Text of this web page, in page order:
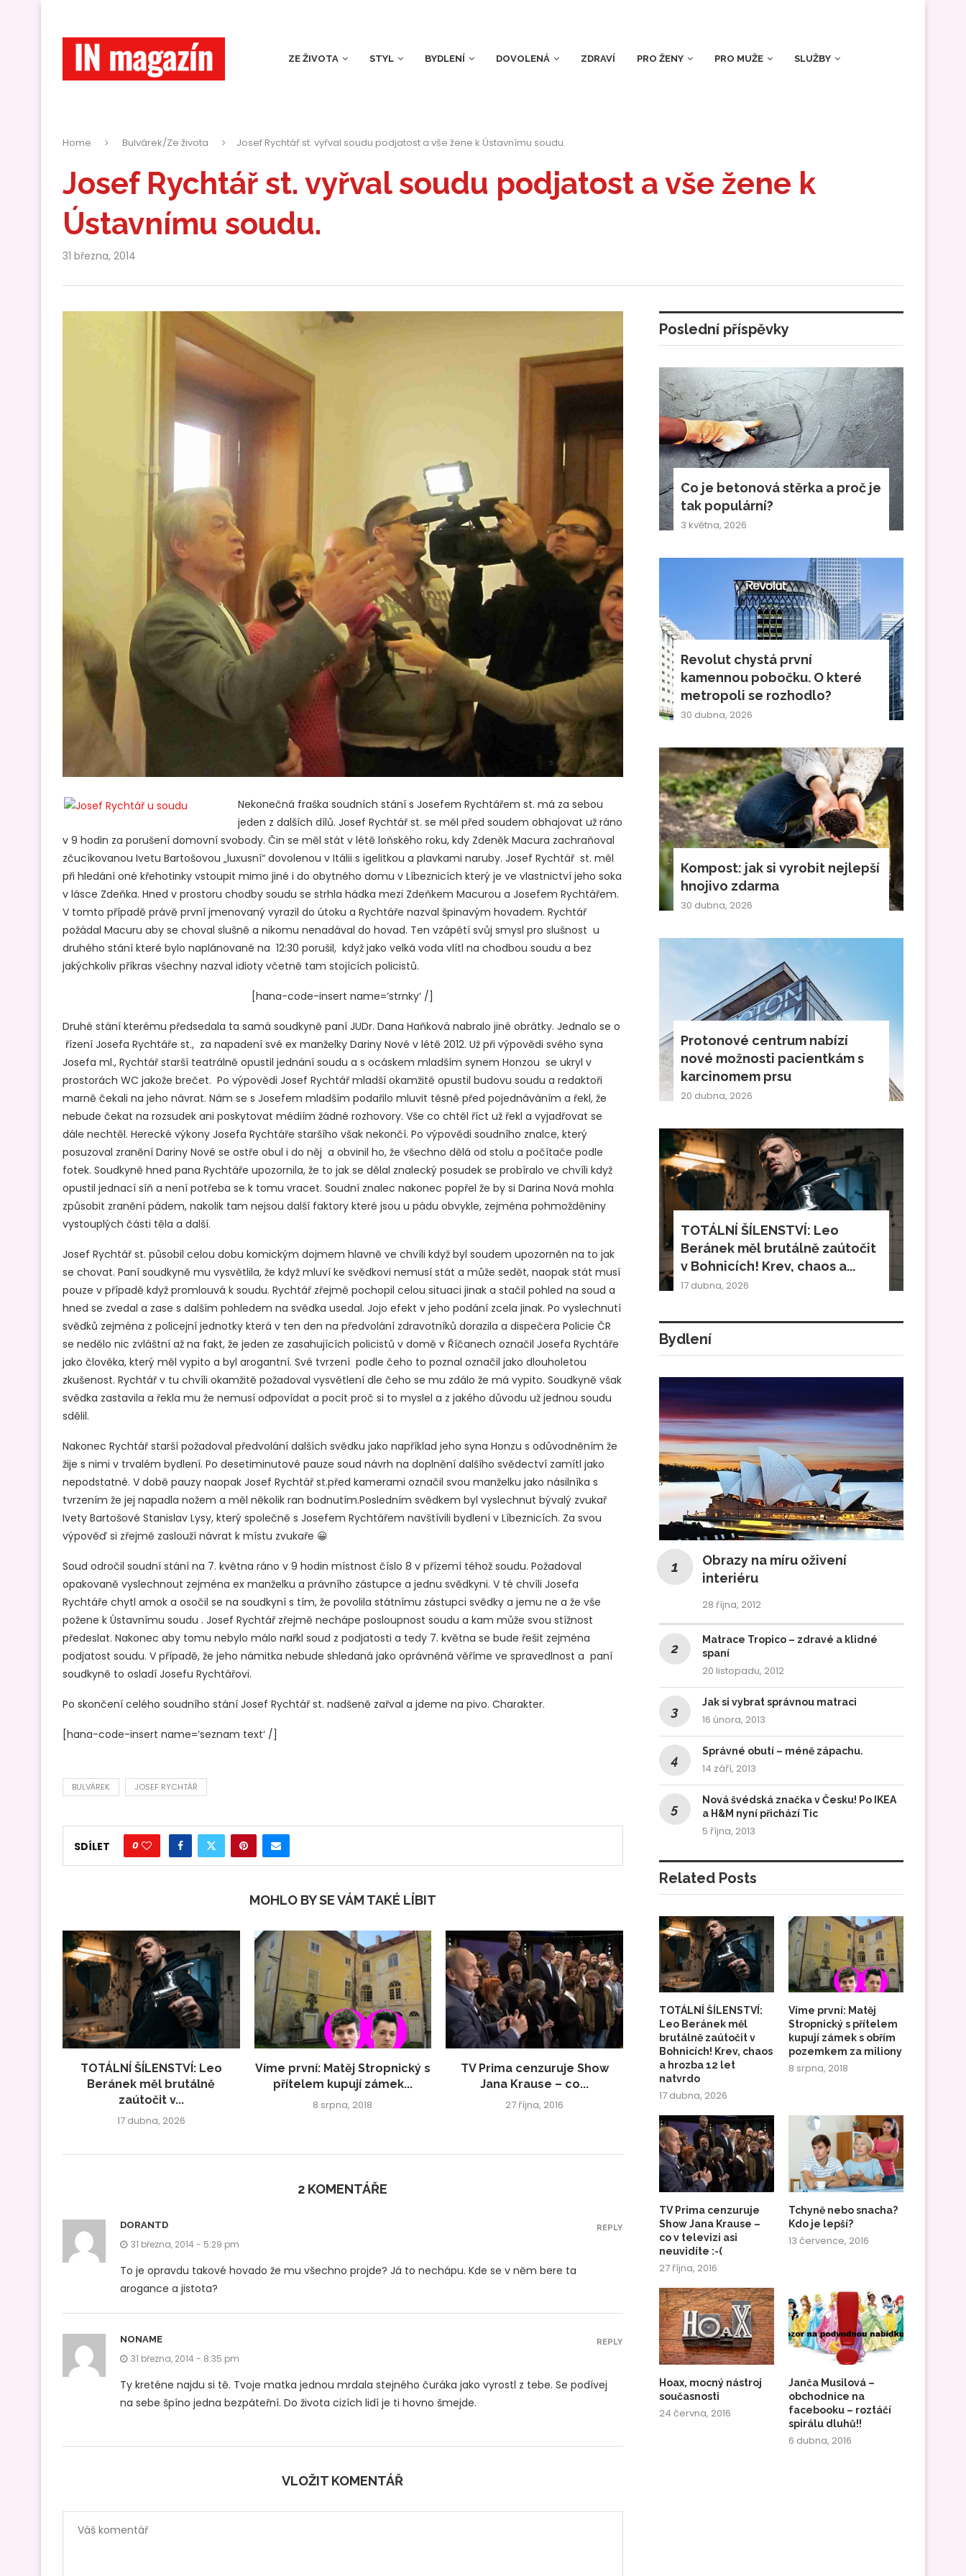
ZE ŽIVOTA STYL BYDLENÍ DOVOLENÁ ZDRAVÍ PRO ŽENY PRO MUŽE SLUŽBY
Home Bulvárek/Ze života Josef Rychtář st. vyřval soudu podjatost a vše žene k Ústavnímu soudu.
Josef Rychtář st. vyřval soudu podjatost a vše žene k
Ústavnímu soudu.
31 března, 2014
Nekonečná fraška soudních stání s Josefem Rychtářem st. má za sebou
jeden z dalších dílů. Josef Rychtář st. se měl před soudem obhajovat už ráno
v 9 hodin za porušení domovní svobody. Čin se měl stát v létě loňského roku, kdy Zdeněk Macura zachraňoval
zčucíkovanou Ivetu Bartošovou „luxusní“ dovolenou v Itálii s igelitkou a plavkami naruby. Josef Rychtář st. měl
při hledání oné křehotinky vstoupit mimo jiné i do obytného domu v Líbeznicích který je ve vlastnictví jeho soka
v lásce Zdeňka. Hned v prostoru chodby soudu se strhla hádka mezi Zdeňkem Macurou a Josefem Rychtářem.
V tomto případě právě první jmenovaný vyrazil do útoku a Rychtáře nazval špinavým hovadem. Rychtář
požádal Macuru aby se choval slušně a nikomu nenadával do hovad. Ten vzápětí svůj smysl pro slušnost u
druhého stání které bylo naplánované na 12:30 porušil, když jako velká voda vlítl na chodbou soudu a bez
jakýchkoliv příkras všechny nazval idioty včetně tam stojících policistů.
[hana-code-insert name=’strnky‘ /]
Druhé stání kterému předsedala ta samá soudkyně paní JUDr. Dana Haňková nabralo jiné obrátky. Jednalo se o
řízení Josefa Rychtáře st., za napadení své ex manželky Dariny Nové v létě 2012. Už při výpovědi svého syna
Josefa ml., Rychtář starší teatrálně opustil jednání soudu a s ocáskem mladším synem Honzou se ukryl v
prostorách WC jakože brečet. Po výpovědi Josef Rychtář mladší okamžitě opustil budovu soudu a redaktoři
marně čekali na jeho návrat. Nám se s Josefem mladším podařilo mluvit těsně před pojednáváním a řekl, že
nebude čekat na rozsudek ani poskytovat médiím žádné rozhovory. Vše co chtěl říct už řekl a vyjadřovat se
dále nechtěl. Herecké výkony Josefa Rychtáře staršího však nekončí. Po výpovědi soudního znalce, který
posuzoval zranění Dariny Nové se ostře obul i do něj a obvinil ho, že všechno dělá od stolu a počítače podle
fotek. Soudkyně hned pana Rychtáře upozornila, že to jak se dělal znalecký posudek se probíralo ve chvíli když
opustil jednací síň a není potřeba se k tomu vracet. Soudní znalec nakonec popřel že by si Darina Nová mohla
způsobit zranění pádem, nakolik tam nejsou další faktory které jsou u pádu obvykle, zejména pohmožděniny
vystouplých části těla a další.
Josef Rychtář st. působil celou dobu komickým dojmem hlavně ve chvíli když byl soudem upozorněn na to jak
se chovat. Paní soudkyně mu vysvětlila, že když mluví ke svědkovi nemusí stát a může sedět, naopak stát musí
pouze v případě když promlouvá k soudu. Rychtář zřejmě pochopil celou situaci jinak a stačil pohled na soud a
hned se zvedal a zase s dalším pohledem na svědka usedal. Jojo efekt v jeho podání zcela jinak. Po vyslechnutí
svědků zejména z policejní jednotky která v ten den na předvolání zdravotníků dorazila a dispečera Policie ČR
se nedělo nic zvláštní až na fakt, že jeden ze zasahujících policistů v domě v Říčanech označil Josefa Rychtáře
jako člověka, který měl vypito a byl arogantní. Své tvrzení podle čeho to poznal označil jako dlouholetou
zkušenost. Rychtář v tu chvíli okamžitě požadoval vysvětlení dle čeho se mu zdálo že má vypito. Soudkyně však
svědka zastavila a řekla mu že nemusí odpovídat a pocit proč si to myslel a z jakého důvodu už jednou soudu
sdělil.
Nakonec Rychtář starší požadoval předvolání dalších svědku jako například jeho syna Honzu s odůvodněním že
žije s nimi v trvalém bydlení. Po desetiminutové pauze soud návrh na doplnění dalšího svědectví zamítl jako
nepodstatné. V době pauzy naopak Josef Rychtář st.před kamerami označil svou manželku jako násilníka s
tvrzením že jej napadla nožem a měl několik ran bodnutím.Posledním svědkem byl vyslechnut bývalý zvukař
Ivety Bartošové Stanislav Lysy, který společně s Josefem Rychtářem navštívili bydlení v Líbeznicích. Za svou
výpověď si zřejmě zaslouží návrat k místu zvukaře 😀
Soud odročil soudní stání na 7. května ráno v 9 hodin místnost číslo 8 v přízemí téhož soudu. Požadoval
opakovaně vyslechnout zejména ex manželku a právního zástupce a jednu svědkyni. V té chvíli Josefa
Rychtáře chytl amok a osočil se na soudkyní s tím, že povolila státnímu zástupci svědky a jemu ne a že vše
požene k Ústavnímu soudu . Josef Rychtář zřejmě nechápe posloupnost soudu a kam může svou stížnost
předeslat. Nakonec aby tomu nebylo málo nařkl soud z podjatosti a tedy 7. května se bude řešit zejména
podjatost soudu. V případě, že jeho námitka nebude shledaná jako oprávněná věříme ve spravedlnost a paní
soudkyně to osladí Josefu Rychtářovi.
Po skončení celého soudního stání Josef Rychtář st. nadšeně zařval a jdeme na pivo. Charakter.
[hana-code-insert name=’seznam text‘ /]
BULVÁREK JOSEF RYCHTÁŘ
SDÍLET 0
MOHLO BY SE VÁM TAKÉ LÍBIT
TOTÁLNÍ ŠÍLENSTVÍ: Leo
Beránek měl brutálně
zaútočit v...
17 dubna, 2026
Víme první: Matěj Stropnický s
přítelem kupují zámek...
8 srpna, 2018
TV Prima cenzuruje Show
Jana Krause – co...
27 října, 2016
2 KOMENTÁŘE
DORANTD
31 března, 2014 - 5:29 pm
To je opravdu takové hovado že mu všechno projde? Já to nechápu. Kde se v něm bere ta
arogance a jistota?
REPLY
NONAME
31 března, 2014 - 8:35 pm
Ty kreténe najdu si tě. Tvoje matka jednou mrdala stejného čuráka jako vyrostl z tebe. Se podívej
na sebe špíno jedna bezpáteřní. Do života cizích lidí je ti hovno šmejde.
REPLY
VLOŽIT KOMENTÁŘ
Poslední příspěvky
Co je betonová stěrka a proč je
tak populární?
3 května, 2026
Revolut chystá první
kamennou pobočku. O které
metropoli se rozhodlo?
30 dubna, 2026
Kompost: jak si vyrobit nejlepší
hnojivo zdarma
30 dubna, 2026
Protonové centrum nabízí
nové možnosti pacientkám s
karcinomem prsu
20 dubna, 2026
TOTÁLNÍ ŠÍLENSTVÍ: Leo
Beránek měl brutálně zaútočit
v Bohnicích! Krev, chaos a...
17 dubna, 2026
Bydlení
Obrazy na míru oživení
interiéru
28 října, 2012
Matrace Tropico – zdravé a klidné
spaní
20 listopadu, 2012
Jak si vybrat správnou matraci
16 února, 2013
Správné obutí – méně zápachu.
14 září, 2013
Nová švédská značka v Česku! Po IKEA
a H&M nyní přichází Tic
5 října, 2013
Related Posts
TOTÁLNÍ ŠÍLENSTVÍ:
Leo Beránek měl
brutálně zaútočit v
Bohnicích! Krev, chaos
a hrozba 12 let
natvrdo
17 dubna, 2026
Víme první: Matěj
Stropnický s přítelem
kupují zámek s obřím
pozemkem za miliony
8 srpna, 2018
TV Prima cenzuruje
Show Jana Krause –
co v televizi asi
neuvidíte :-(
27 října, 2016
Tchyně nebo snacha?
Kdo je lepší?
13 července, 2016
Hoax, mocný nástroj
současnosti
24 června, 2016
Janča Musilová –
obchodnice na
facebooku – roztáčí
spirálu dluhů!!
6 dubna, 2016